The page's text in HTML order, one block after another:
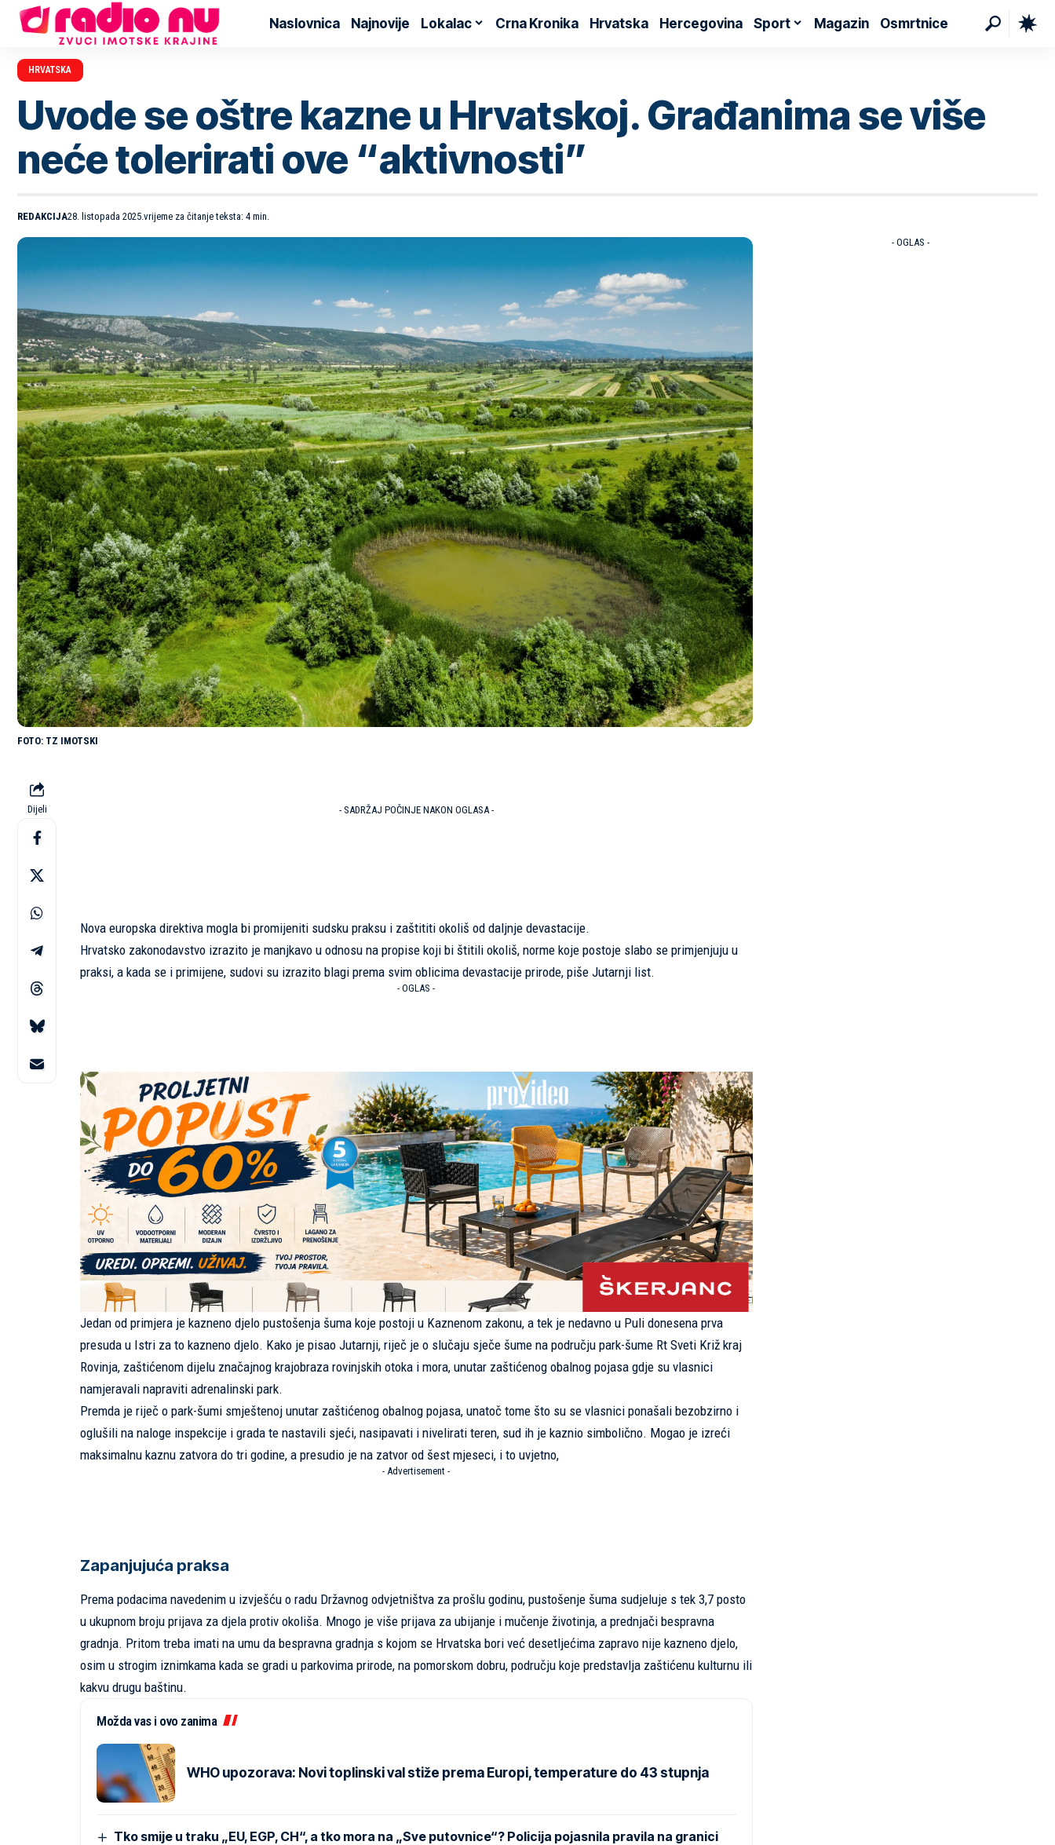
Naslovnica Najnovije Lokalac Crna Kronika Hrvatska Hercegovina Sport Magazin Osmrtnice
HRVATSKA
Uvode se oštre kazne u Hrvatskoj. Građanima se više
neće tolerirati ove “aktivnosti”
REDAKCIJA28. listopada 2025. vrijeme za čitanje teksta: 4 min.
TZ IMOTSKI
Dijeli - SADRŽAJ POČINJE NAKON OGLASA -
Nova europska direktiva mogla bi promijeniti sudsku praksu i zaštititi okoliš od daljnje devastacije.
Hrvatsko zakonodavstvo izrazito je manjkavo u odnosu na propise koji bi štitili okoliš, norme koje postoje slabo se primjenjuju u
praksi, a kada se i primijene, sudovi su izrazito blagi prema svim oblicima devastacije prirode, piše Jutarnji list.
- OGLAS -
Jedan od primjera je kazneno djelo pustošenja šuma koje postoji u Kaznenom zakonu, a tek je nedavno u Puli donesena prva
presuda u Istri za to kazneno djelo. Kako je pisao Jutarnji, riječ je o slučaju sječe šume na području park-šume Rt Sveti Križ kraj
Rovinja, zaštićenom dijelu značajnog krajobraza rovinjskih otoka i mora, unutar zaštićenog obalnog pojasa gdje su vlasnici
namjeravali napraviti adrenalinski park.
Premda je riječ o park-šumi smještenoj unutar zaštićenog obalnog pojasa, unatoč tome što su se vlasnici ponašali bezobzirno i
oglušili na naloge inspekcije i grada te nastavili sjeći, nasipavati i nivelirati teren, sud ih je kaznio simbolično. Mogao je izreći
maksimalnu kaznu zatvora do tri godine, a presudio je na zatvor od šest mjeseci, i to uvjetno,
- Advertisement -
Zapanjujuća praksa
Prema podacima navedenim u izvješću o radu Državnog odvjetništva za prošlu godinu, pustošenje šuma sudjeluje s tek 3,7 posto
u ukupnom broju prijava za djela protiv okoliša. Mnogo je više prijava za ubijanje i mučenje životinja, a prednjači bespravna
gradnja. Pritom treba imati na umu da bespravna gradnja s kojom se Hrvatska bori već desetljećima zapravo nije kazneno djelo,
osim u strogim iznimkama kada se gradi u parkovima prirode, na pomorskom dobru, području koje predstavlja zaštićenu kulturnu ili
kakvu drugu baštinu.
Možda vas i ovo zanima
WHO upozorava: Novi toplinski val stiže prema Europi, temperature do 43 stupnja
Tko smije u traku „EU, EGP, CH“, a tko mora na „Sve putovnice“? Policija pojasnila pravila na granici
- OGLAS -